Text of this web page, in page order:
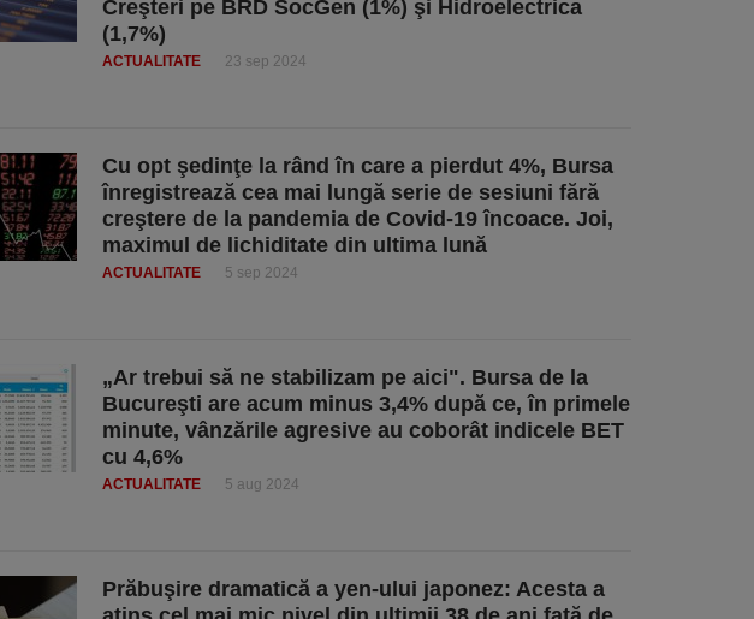
Creşteri pe BRD SocGen (1%) şi Hidroelectrica
(1,7%)
ACTUALITATE 23 sep 2024
Cu opt şedinţe la rând în care a pierdut 4%, Bursa
înregistrează cea mai lungă serie de sesiuni fără
creştere de la pandemia de Covid-19 încoace. Joi,
maximul de lichiditate din ultima lună
ACTUALITATE 5 sep 2024
„Ar trebui să ne stabilizam pe aici". Bursa de la
Bucureşti are acum minus 3,4% după ce, în primele
minute, vânzările agresive au coborât indicele BET
cu 4,6%
ACTUALITATE 5 aug 2024
Prăbuşire dramatică a yen-ului japonez: Acesta a